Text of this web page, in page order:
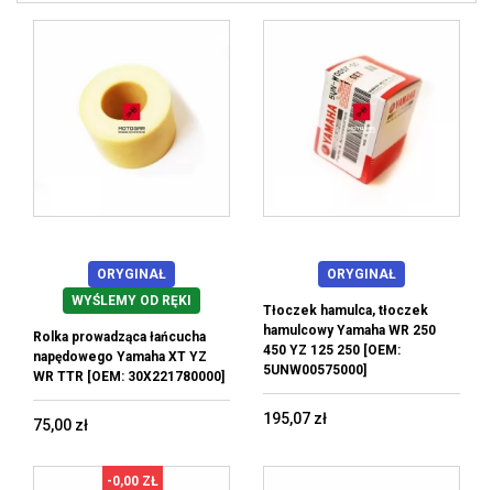
ORYGINAŁ
WYŚLEMY OD RĘKI
Rolka prowadząca łańcucha
napędowego Yamaha XT YZ
WR TTR [OEM: 30X221780000]
75,00 zł
ORYGINAŁ
Tłoczek hamulca, tłoczek
hamulcowy Yamaha WR 250
450 YZ 125 250 [OEM:
5UNW00575000]
195,07 zł
-0,00 ZŁ